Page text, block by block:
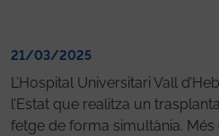
21/03/2025
L’Hospital Universitari Vall
l’Estat que realitza un
fetge de forma simultània.